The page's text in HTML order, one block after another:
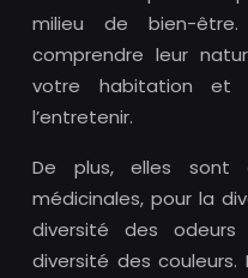
milieu de bien-
comprendre leur
votre habitation et
l’entretenir.
De plus, elles sont
médicinales, pour la
diversité des
diversité des